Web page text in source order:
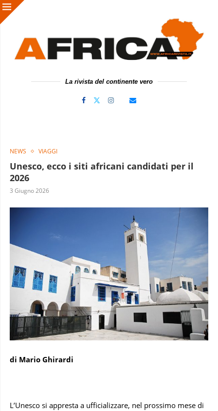
La rivista del continente vero
NEWS VIAGGI
Unesco, ecco i siti africani candidati per il
2026
3 Giugno 2026
di Mario Ghirardi
L’Unesco si appresta a ufficializzare, nel prossimo mese di